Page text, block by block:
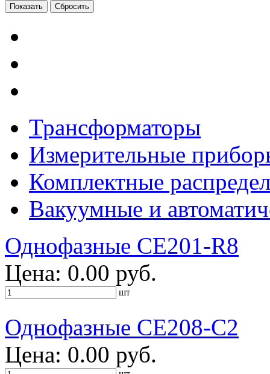
Трансформаторы
Измерительные
Комплектные
Вакуумные и
Однофазные CE201-R8
Цена: 0.00 руб.
шт
Однофазные CE208-С2
Цена: 0.00 руб.